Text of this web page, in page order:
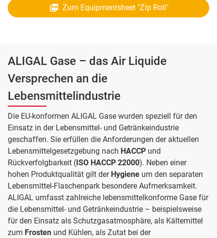
Zum Equipmentsheet "Zip Roll"
ALIGAL Gase – das Air Liquide
Versprechen an die
Lebensmittelindustrie
Die EU-konformen ALIGAL Gase wurden speziell für den
Einsatz in der Lebensmittel- und Getränkeindustrie
geschaffen. Sie erfüllen die Anforderungen der aktuellen
Lebensmittelgesetzgebung nach HACCP und
Rückverfolgbarkeit ( ISO HACCP 22000). Neben einer
hohen Produktqualität gilt der Hygiene um den separaten
Lebensmittel-Flaschenpark besondere Aufmerksamkeit.
ALIGAL umfasst zahlreiche lebensmittelkonforme Gase für
die Lebensmittel- und Getränkeindustrie – beispielsweise
für den Einsatz als Schutzgasatmosphäre, als Kältemittel
zum Frosten und Kühlen, als Zutat bei der